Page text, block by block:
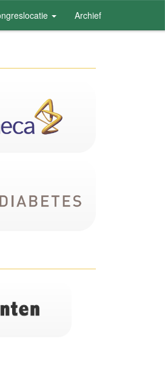
Archief